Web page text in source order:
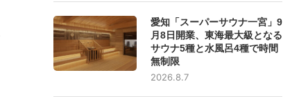
愛知「スーパーサウナ一宮」9
月8日開業、東海最大級となる
サウナ5種と水風呂4種で時間
無制限
2026.8.7